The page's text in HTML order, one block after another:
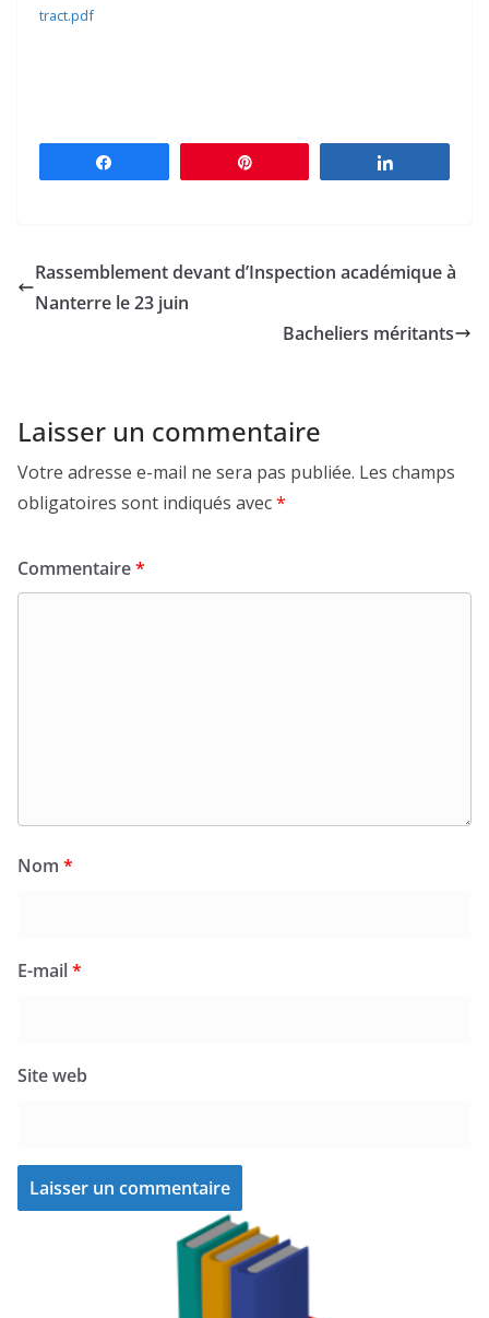
tract.pdf
Rassemblement devant d’Inspection académique à
Nanterre le 23 juin
Bacheliers méritants
Laisser un commentaire
Votre adresse e-mail ne sera pas publiée. Les champs
obligatoires sont indiqués avec*
Commentaire*
Nom *
E-mail*
Site web